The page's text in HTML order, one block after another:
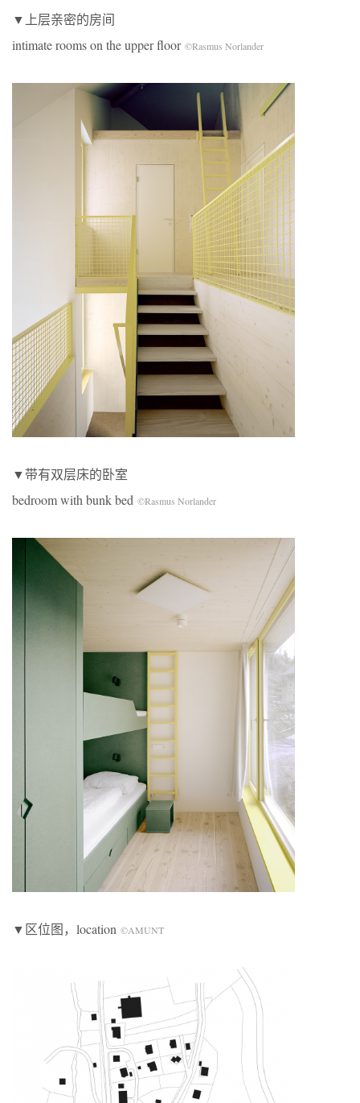
▼上层亲密的房间
intimate rooms on the upper floor ©Rasmus Norlander
▼带有双层床的卧室
bedroom with bunk bed ©Rasmus Norlander
▼区位图，location ©AMUNT